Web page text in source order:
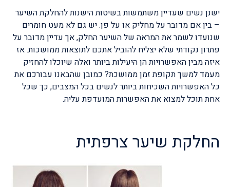
ישנן נשים שעדיין משתמשות בשיטות הישנות להחלקת השיער
– בין אם מדובר על מחליק או על פן. יש גם לא מעט חומרים
שנועדו לשמר את המראה של השיער החלק, אך עדיין מדובר על
פתרון נקודתי שלא יצליח להוביל אתכם לתוצאות ממושכות. אז
איזה מבין האפשרויות הן היעילות ביותר ואלה שיוכלו להחזיק
מעמד למשך תקופת זמן ממושכת? כמובן שהבאנו עבורכם את
כל האפשרויות השכיחות ביותר לנשים בכל המצבים, כך שכל
אחת תוכל למצוא את האפשרות המועדפת עליה.
החלקת שיער צרפתית